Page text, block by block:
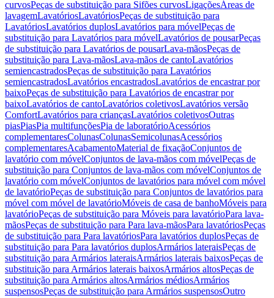
curvosPeças de substituição para Sifões curvosLigaçõesÁreas de
lavagemLavatóriosLavatóriosPeças de substituição para
LavatóriosLavatórios duplosLavatórios para móvelPeças de
substituição para Lavatórios para móvelLavatórios de pousarPeças
de substituição para Lavatórios de pousarLava-mãosPeças de
substituição para Lava-mãosLava-mãos de cantoLavatórios
semiencastradosPeças de substituição para Lavatórios
semiencastradosLavatórios encastradosLavatórios de encastrar por
baixoPeças de substituição para Lavatórios de encastrar por
baixoLavatórios de cantoLavatórios coletivosLavatórios versão
ComfortLavatórios para criançasLavatórios coletivosOutras
piasPiasPia multifunçõesPia de laboratórioAcessórios
complementaresColunasColunasSemicolunasAcessórios
complementaresAcabamentoMaterial de fixaçãoConjuntos de
lavatório com móvelConjuntos de lava-mãos com móvelPeças de
substituição para Conjuntos de lava-mãos com móvelConjuntos de
lavatório com móvelConjuntos de lavatórios para móvel com móvel
de lavatórioPeças de substituição para Conjuntos de lavatórios para
móvel com móvel de lavatórioMóveis de casa de banhoMóveis para
lavatórioPeças de substituição para Móveis para lavatórioPara lava-
mãosPeças de substituição para Para lava-mãosPara lavatóriosPeças
de substituição para Para lavatóriosPara lavatórios duplosPeças de
substituição para Para lavatórios duplosArmários lateraisPeças de
substituição para Armários lateraisArmários laterais baixosPeças de
substituição para Armários laterais baixosArmários altosPeças de
substituição para Armários altosArmários médiosArmários
suspensosPeças de substituição para Armários suspensosOutro